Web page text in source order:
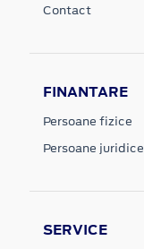
Contact
FINANTARE
Persoane fizice
Persoane juridice
SERVICE